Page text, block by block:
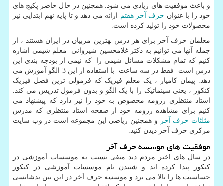
و باعث موفقیت های زیادی می شود. همچنین در حال حاضر پکیج های
خود را با عنوان حرف آخر هفتم ارائه می دهد و تا پایه نهم ابتدایی نیز
محصولات خود را تولید کرده است.
معلمان حرف آخر برای هر درس بهترین مربیان در ایران هستند ، از
جمله آنها می توانیم به دکتر غلامحسین شیروانی معلم شیمی اشاره
کنیم که تمام مشکلات مسائل شیمی را که نیمی از بودجه بندی این
درس است فقط در سه ساعت با استفاده از این 3 الگو آموزش می
دهد. پیمان کامیار ، یک معلم فیزیک که فرمولی ترین فصل فیزیک
کنکور ، یعنی سینماتیک را با یک الگو و بدون فرمول تدریس می کند.
استاد منتظری رزومه مخصوص به خود را نیز دارد که پیشنهاد می
کنیم برای مشاهده رزومه خود از صفحه استاد منتظری که مدرس
مثلثات حرف آخر
و همچنین ریاضی این مجموعه است در وب سایت
مرکزی حرف آخر دیدن کنید.
موفقیت های موسسه حرف آخر
در سال های اخیر مردم دید منفی نسبت به موسسات آموزشی در
کنکور پیدا کرده اند و شنیدن نام موسسات آموزشی در کنکور
حساسیت ها را بالا می برد و موسسه حرف آخر در این بین بدشانسی